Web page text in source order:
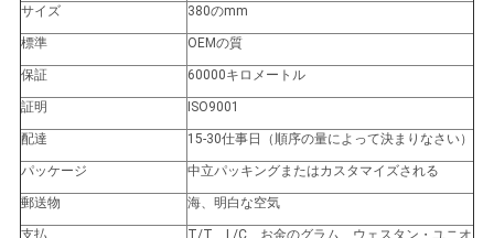
引
金
を
求
サイズ 380のmm
標準 OEMの質
保証 60000キロメートル
証明 ISO9001
配達 15-30仕事日（順序の量によって決まりなさい）
パッケージ 中立パッキングまたはカスタマイズされる
郵送物 海、明白な空気